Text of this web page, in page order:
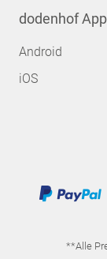
dodenhof App
Android
iOS
**Alle